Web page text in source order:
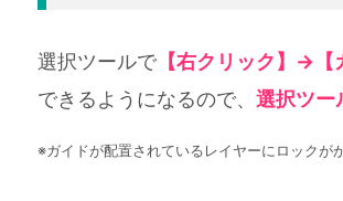
選択ツールで【右クリック】→【
できるようになるので、 選択ツー
※ガイドが配置されているレイヤーにロックが